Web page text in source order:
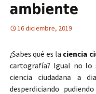
ambiente
16 diciembre, 2019
¿Sabes qué es la ciencia
cartografía? Igual no lo
ciencia ciudadana a
desperdiciando